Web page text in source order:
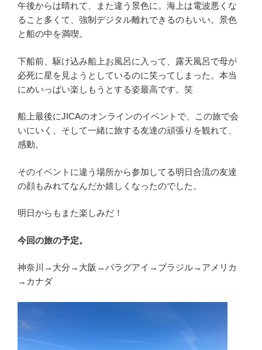
午後からは晴れて、また違う景色に。海上は電波悪くな
ること多くて、強制デジタル離れできるのもいい。景色
と船の中を満喫。
下船前、駆け込み船上お風呂に入って、露天風呂で母が
必死に星を見ようとしているのに笑ってしまった。本当
にめいっぱい楽しもうとする姿最高です。笑
船上最後にJICAのオンラインのイベントで、この旅で会
いにいく、そして一緒に旅する友達の頑張りを観れて、
感動。
そのイベントに違う場所から参加してる明日合流の友達
の顔もみれてなんだか嬉しくなったのでした。
明日からもまた楽しみだ！
今回の旅の予定。
神奈川→大分→大阪→パラグアイ→ブラジル→アメリカ
→カナダ